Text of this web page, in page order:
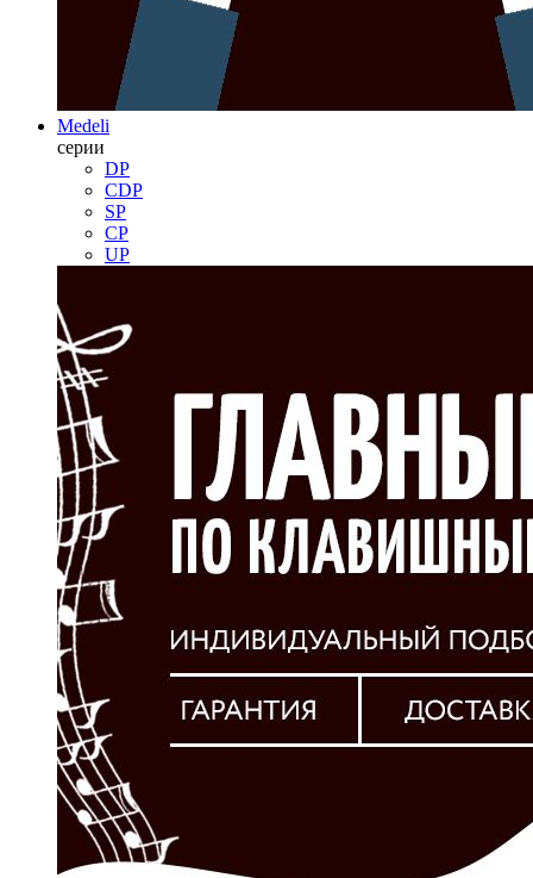
Medeli
серии
DP
CDP
SP
CP
UP